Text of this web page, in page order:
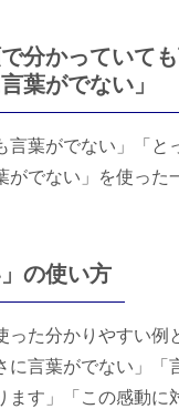
分かっていて
葉がでない」
言葉がでない」「と
がでない」を使った
の使い方
った分かりやすい例
に言葉がでない」「
ます」「この感動に